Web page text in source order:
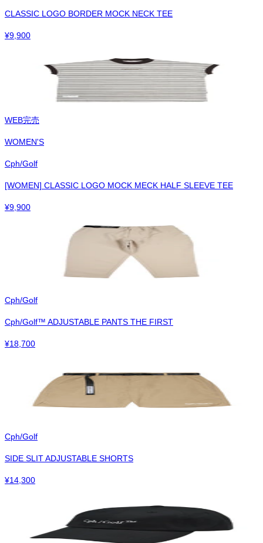
CLASSIC LOGO BORDER MOCK NECK TEE
¥9,900
WEB完売
WOMEN'S
Cph/Golf
[WOMEN] CLASSIC LOGO MOCK MECK HALF SLEEVE TEE
¥9,900
Cph/Golf
Cph/Golf™︎ ADJUSTABLE PANTS THE FIRST
¥18,700
Cph/Golf
SIDE SLIT ADJUSTABLE SHORTS
¥14,300